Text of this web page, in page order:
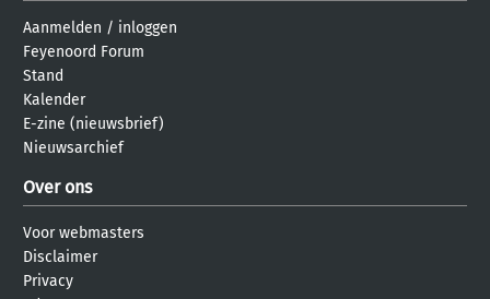
Aanmelden / inloggen
Feyenoord Forum
Stand
Kalender
E-zine (nieuwsbrief)
Nieuwsarchief
Over ons
Voor webmasters
Disclaimer
Privacy